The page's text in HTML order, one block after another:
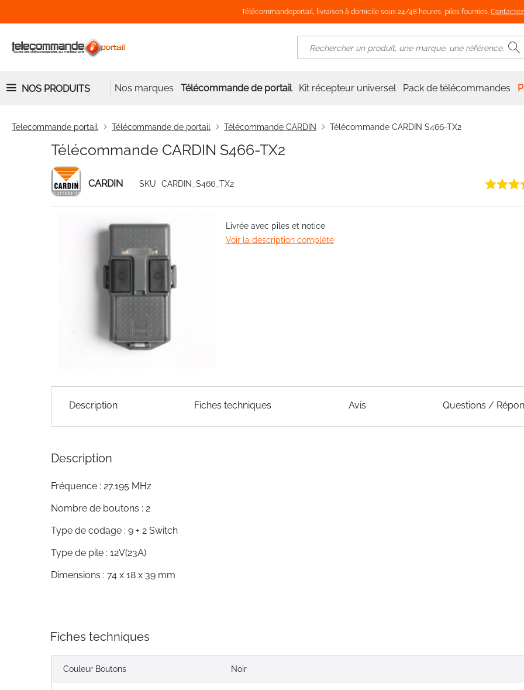
Télécommandeportail, livraison à domicile sous 24/48 heures, piles fournies.
NOS PRODUITS Nos marques Télécommande de portail Kit récepteur universel Pack de télécommandes
Telecommande portail Télécommande de portail Télécommande CARDIN Télécommande CARDIN S466-TX2
Télécommande CARDIN S466-TX2
CARDIN SKU CARDIN_S466_TX2
the
images
Livrée avec piles et notice
Voir la description complète
Description Fiches techniques Avis Questions /
Description
Fréquence : 27.195 MHz
Nombre de boutons : 2
Type de codage : 9 + 2 Switch
Type de pile : 12V(23A)
Dimensions : 74 x 18 x 39 mm
Fiches techniques
Couleur Boutons Noir